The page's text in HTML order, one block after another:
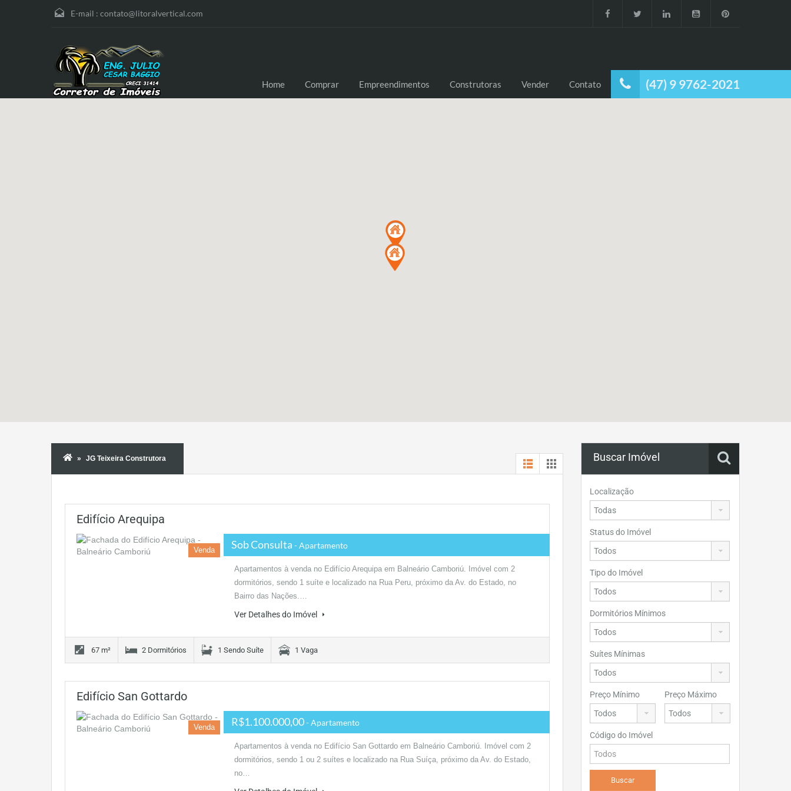
E-mail : contato@litoralvertical.com
(47) 9 9762-2021
Home Comprar Empreendimentos Construtoras Vender Contato
JG Teixeira Construtora
Edifício Arequipa
Venda Sob Consulta - Apartamento
Apartamentos à venda no Edifício Arequipa em Balneário Camboriú. Imóvel com 2
dormitórios, sendo 1 suíte e localizado na Rua Peru, próximo da Av. do Estado, no
Bairro das Nações.…
Ver Detalhes do Imóvel
67 m² 2 Dormitórios 1 Sendo Suíte 1 Vaga
Edifício San Gottardo
Venda R$1.100.000,00- Apartamento
Apartamentos à venda no Edifício San Gottardo em Balneário Camboriú. Imóvel com 2
dormitórios, sendo 1 ou 2 suítes e localizado na Rua Suíça, próximo da Av. do Estado,
no…
Buscar Imóvel
Localização
Status do Imóvel
Tipo do Imóvel
Dormitórios Mínimos
Suítes Mínimas
Preço Mínimo Preço Máximo
Código do Imóvel